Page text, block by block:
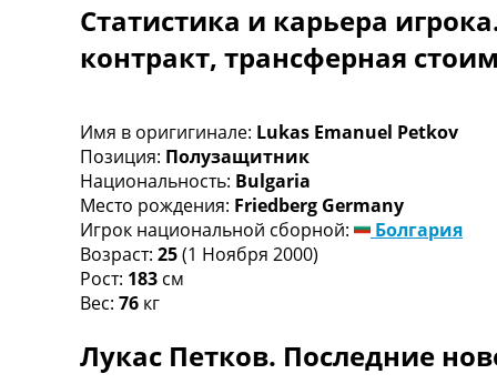
Англия. Премьер Лига
Испания. Ла Лига
Другие Турниры >>>
Таблицы групп Чемпионата Мира
Украина. Премьер-Лига
Украина. Первая Лига
Лига Чемпионов. Таблицы групп
Англия. Премьер-Лига
Испания. Ла Лига
Все таблицы >>>
Рейтинги
Рейтинг клубов УЕФА
Рейтинг ФИФА
Статистика и карьера
контракт, трансферная
Имя в оригигинале: Lukas Emanuel Petkov
Позиция: Полузащитник
Национальность: Bulgaria
Место рождения: Friedberg Germany
Игрок национальной сборной:
Болгария
Возраст: 25(1 Ноября 2000)
Рост: 183 см
Вес: 76 кг
Лукас Петков. Последние